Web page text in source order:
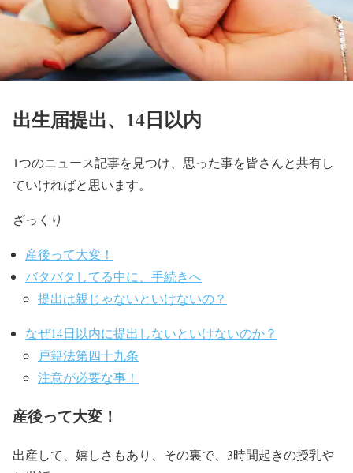
出生届提出、14日以内
1つのニュース記事を見つけ、思った事を皆さんと共有し
ていければと思います。
ざっくり
産後って大変！
バタバタしてる中に、手続きへ
提出は親じゃないといけないの？
なぜ14日以内に提出しないといけないのか？
戸籍法第四十九条
注意が必要な事！
産後って大変！
出産して、嬉しさもあり、その裏で、3時間起きの授乳や